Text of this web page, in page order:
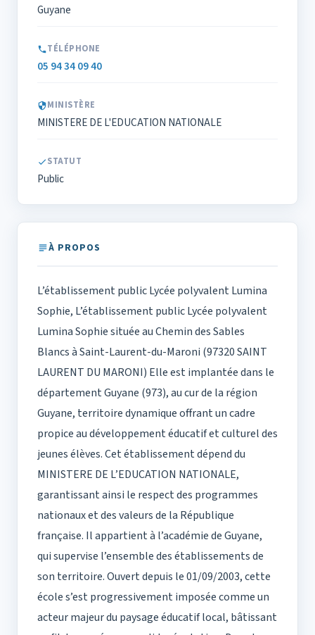
Guyane
TÉLÉPHONE
05 94 34 09 40
MINISTÈRE
MINISTERE DE L'EDUCATION NATIONALE
STATUT
Public
À PROPOS
L’établissement public Lycée polyvalent Lumina
Sophie, L’établissement public Lycée polyvalent
Lumina Sophie située au Chemin des Sables
Blancs à Saint-Laurent-du-Maroni (97320 SAINT
LAURENT DU MARONI) Elle est implantée dans le
département Guyane (973), au cur de la région
Guyane, territoire dynamique offrant un cadre
propice au développement éducatif et culturel des
jeunes élèves. Cet établissement dépend du
MINISTERE DE L’EDUCATION NATIONALE,
garantissant ainsi le respect des programmes
nationaux et des valeurs de la République
française. Il appartient à l’académie de Guyane,
qui supervise l’ensemble des établissements de
son territoire. Ouvert depuis le 01/09/2003, cette
école s’est progressivement imposée comme un
acteur majeur du paysage éducatif local, bâtissant